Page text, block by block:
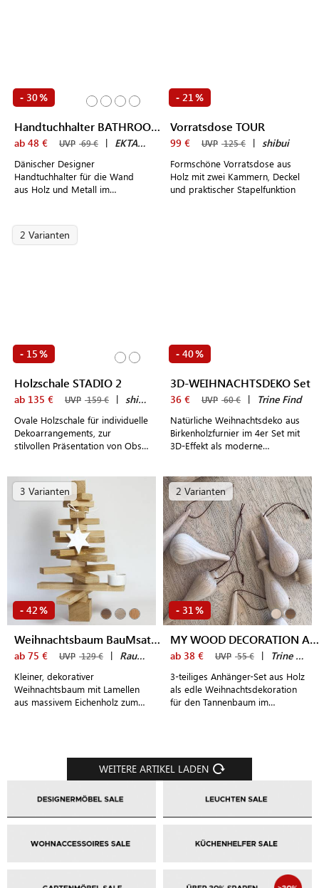
- 30%
Handtuchhalter BATHROOM RACK
ab 48 € UVP 69 € | EKTA Living
Dänischer Designer
Handtuchhalter für die Wand
aus Holz und Metall im
- 21 %
Vorratsdose TOUR
99 € UVP 125 € | shibui
Formschöne Vorratsdose aus
Holz mit zwei Kammern, Deckel
und praktischer Stapelfunktion
2 Varianten
- 15 %
Holzschale STADIO 2
ab 135 € UVP 159 € | shibui
Ovale Holzschale für individuelle
Dekoarrangements, zur
stilvollen Präsentation von Obst
Tapas
- 40%
3D-WEIHNACHTSDEKO Set
36 € UVP 60 € | Trine Find
Natürliche Weihnachtsdeko aus
Birkenholzfurnier im 4er Set mit
3D-Effekt als moderne
3 Varianten
- 42 %
Weihnachtsbaum BauMsatz mini
ab 75 € UVP 129 € | Raumgestalt
Kleiner, dekorativer
Weihnachtsbaum mit Lamellen
aus massivem Eichenholz zum
2 Varianten
- 31 %
MY WOOD DECORATION Anhänger
ab 38 € UVP 55 € | Trine Find
3-teiliges Anhänger-Set aus Holz
als edle Weihnachtsdekoration
für den Tannenbaum im
WEITERE ARTIKEL LADEN